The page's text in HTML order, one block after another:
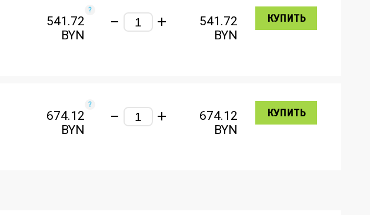
541.72
BYN
?
541.72
BYN
КУПИТЬ
674.12
BYN
?
674.12
BYN
КУПИТЬ